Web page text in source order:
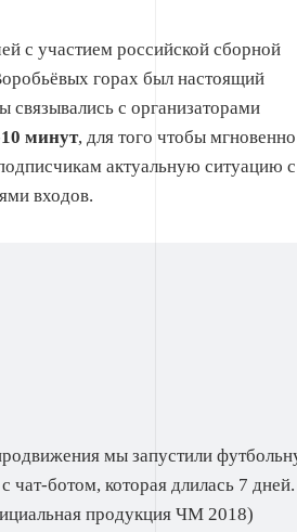
с участием российской сборной
горах был настоящий
связывались с организаторами
минут, для того чтобы мгновенно
актуальную ситуацию с
входов.
мы запустили
чат-ботом, которая длилась 7 дней.
продукция ЧМ 2018)